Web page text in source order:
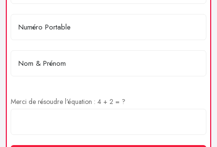
Merci de résoudre l'équation : 4 + 2 = ?